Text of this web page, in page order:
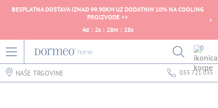
BESPLATNA DOSTAVA IZNAD 99.90KM UZ DODATNIH 10% NA COOLING
PROIZVODE >>
4d : 2s : 28m : 28s
0
NAŠE TRGOVINE 033 721 035